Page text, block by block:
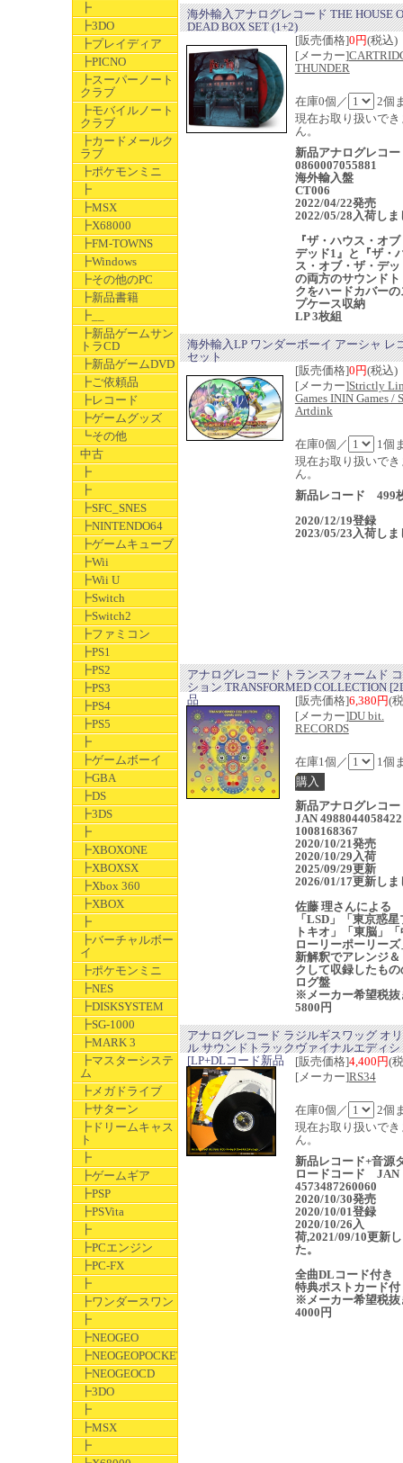
┣
┣3DO
┣プレイディア
┣PICNO
┣スーパーノート
クラブ
┣モバイルノート
クラブ
┣カードメールク
ラブ
┣ポケモンミニ
┣
┣MSX
┣X68000
┣FM-TOWNS
┣Windows
┣その他のPC
┣新品書籍
┣__
┣新品ゲームサン
トラCD
┣新品ゲームDVD
┣ご依頼品
┣レコード
┣ゲームグッズ
┗その他
中古
┣
┣
┣SFC_SNES
┣NINTENDO64
┣ゲームキューブ
┣Wii
┣Wii U
┣Switch
┣Switch2
┣ファミコン
┣PS1
┣PS2
┣PS3
┣PS4
┣PS5
┣
┣ゲームボーイ
┣GBA
┣DS
┣3DS
┣
┣XBOXONE
┣XBOXSX
┣Xbox 360
┣XBOX
┣
┣バーチャルボー
イ
┣ポケモンミニ
┣NES
┣DISKSYSTEM
┣SG-1000
┣MARK 3
┣マスターシステ
ム
┣メガドライブ
┣サターン
┣ドリームキャス
ト
┣
┣ゲームギア
┣PSP
┣PSVita
┣
┣PCエンジン
┣PC-FX
┣
┣ワンダースワン
┣
┣NEOGEO
┣NEOGEOPOCKET
┣NEOGEOCD
┣3DO
┣
┣MSX
┣
海外輸入アナログレコード THE HOUSE
DEAD BOX SET (1+2)
[販売価格]0円(税込)
[メーカー]
THUNDER
在庫0個／
2個
現在お取り扱いでき
ん。
新品アナログレコー
0860007055881
海外輸入盤
CT006
2022/04/22発売
2022/05/28入荷しま
『ザ・ハウス・オ
デッド1』と『ザ・
ス・オブ・ザ・デッ
の両方のサウンドト
クをハードカバー
プケース収納
LP 3枚組
海外輸入LP ワンダーボーイ アーシャ レ
セット
[販売価格]0円(税込)
[メーカー]Strictly
Games ININ Games /
Artdink
在庫0個／
1個
現在お取り扱いでき
ん。
新品レコード 499
2020/12/19登録
2023/05/23入荷しま
アナログレコード トランスフォームド
ション TRANSFORMED COLLECTION
品
[販売価格]6,380円(
[メーカー]DU bit.
RECORDS
在庫1個／ 1個
新品アナログレコ
JAN 4988044058422
1008168367
2020/10/21発売
2020/10/29入荷
2025/09/29更新
2026/01/17更新しま
佐藤 理さんによる
「LSD」「東京惑
トキオ」「東脳」
ローリーポーリー
新解釈でアレンジ＆
クして収録したも
ログ盤
※メーカー希望税抜
5800円
アナログレコード ラジルギスワッグ オ
ル サウンドトラックヴァイナルエディシ
[LP+DLコード新品
[販売価格]4,400円(
[メーカー]RS34
在庫0個／
2個
現在お取り扱いでき
ん。
新品レコード+音源
ロードコード JAN
4573487260060
2020/10/30発売
2020/10/01登録
2020/10/26入
荷,2021/09/10更新
た。
全曲DLコード付き
特典ポストカード付
※メーカー希望税抜
4000円